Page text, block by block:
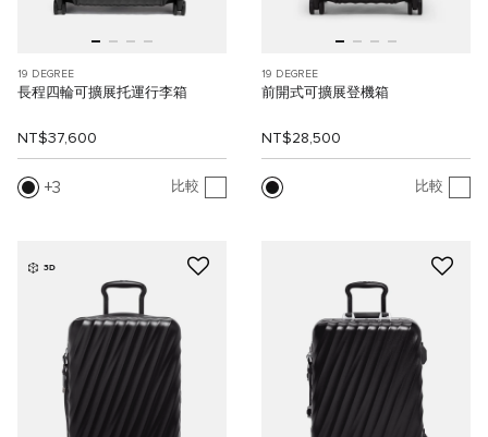
19 DEGREE
長程四輪可擴展托運行李箱
NT$37,600
3 比較
19 DEGREE
前開式可擴展登機箱
NT$28,500
比較
3D